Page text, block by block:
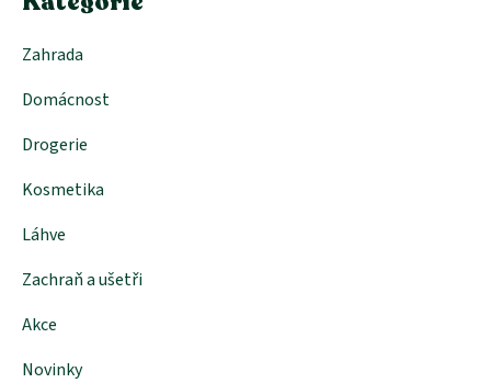
Zahrada
Domácnost
Drogerie
Kosmetika
Láhve
Zachraň a ušetři
Akce
Novinky